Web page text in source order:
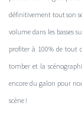
définitivement tout son
volume dans les basses
profiter à 100% de tout
tomber et la
encore du galon pour
scène !